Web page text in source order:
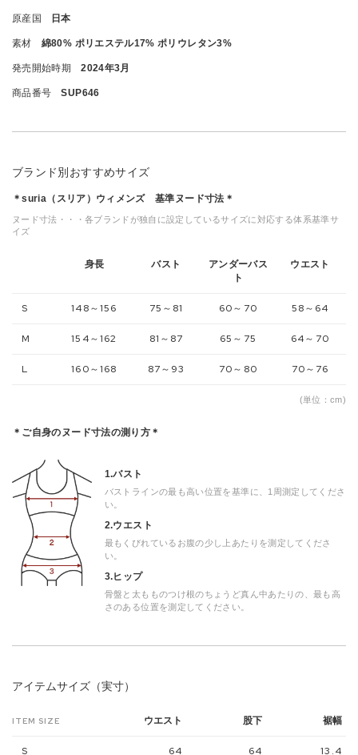
原産国 日本
素材 綿80% ポリエステル17% ポリウレタン3%
発売開始時期 2024年3月
商品番号 SUP646
ブランド別おすすめサイズ
＊suria（スリア）ウィメンズ 基準ヌード寸法＊
ヌード寸法・・・各ブランドが独自に設定しているサイズに対応する体系基準サ
イズ
身長 バスト
アンダーバス
ト
ウエスト
S 148～156 75～81 60～70 58～64
M 154～162 81～87 65～75 64～70
L 160～168 87～93 70～80 70～76
(単位：cm)
＊ご自身のヌード寸法の測り方＊
1.バスト
バストラインの最も高い位置を基準に、1周測定してくださ
い。
2.ウエスト
最もくびれているお腹の少し上あたりを測定してくださ
い。
3.ヒップ
骨盤と太もものつけ根のちょうど真ん中あたりの、最も高
さのある位置を測定してください。
アイテムサイズ（実寸）
ITEM SIZE ウエスト 股下 裾幅
S 64 64 13.4